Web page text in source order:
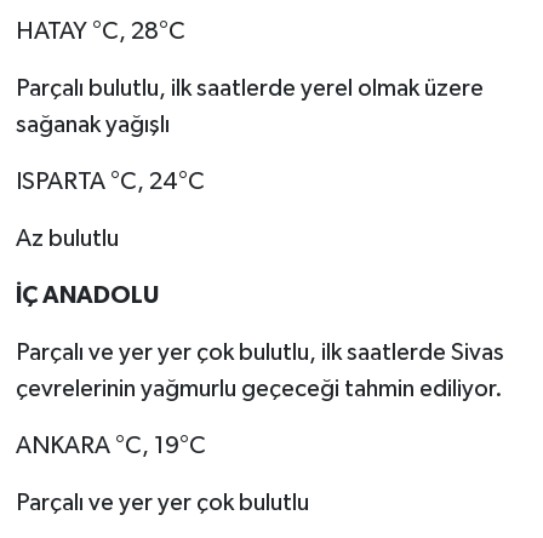
HATAY °C, 28°C
Parçalı bulutlu, ilk saatlerde yerel olmak üzere
sağanak yağışlı
ISPARTA °C, 24°C
Az bulutlu
İÇ ANADOLU
Parçalı ve yer yer çok bulutlu, ilk saatlerde Sivas
çevrelerinin yağmurlu geçeceği tahmin ediliyor.
ANKARA °C, 19°C
Parçalı ve yer yer çok bulutlu